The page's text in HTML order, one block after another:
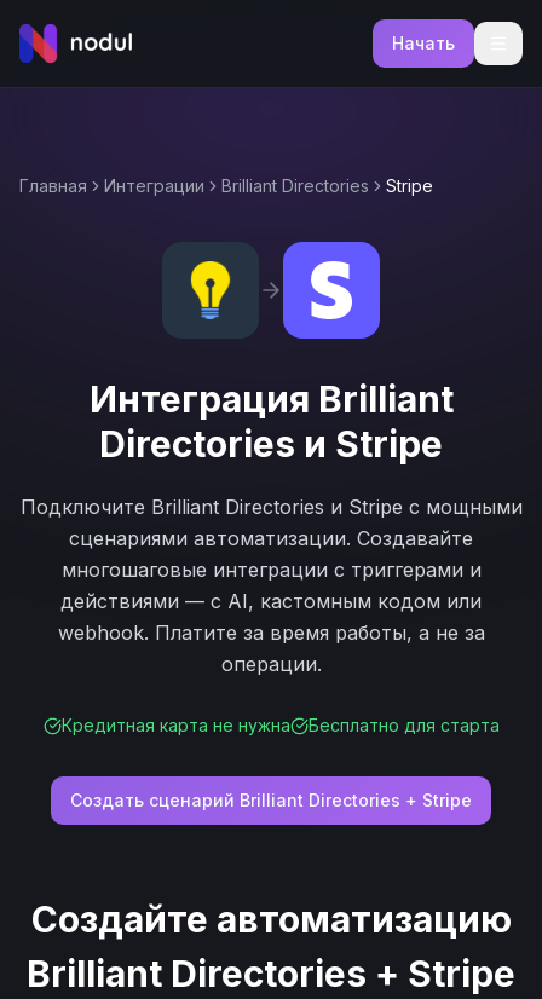
Начать
Главная Интеграции Brilliant Directories Stripe
Интеграция Brilliant
Directories и Stripe
Подключите Brilliant Directories и Stripe с мощными
сценариями автоматизации. Создавайте
многошаговые интеграции с триггерами и
действиями — с AI, кастомным кодом или
webhook. Платите за время работы, а не за
операции.
Кредитная карта не нужна Бесплатно для старта
Создать сценарий Brilliant Directories + Stripe
Создайте автоматизацию
Brilliant Directories + Stripe